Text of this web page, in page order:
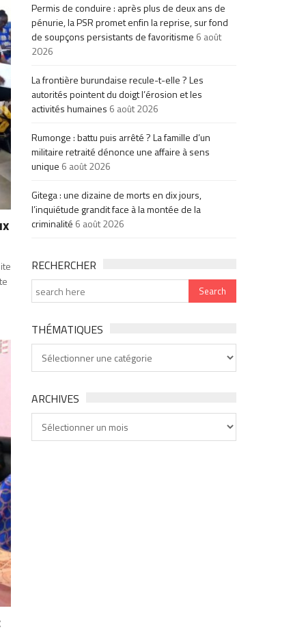
Permis de conduire : après plus de deux ans de
pénurie, la PSR promet enfin la reprise, sur fond
de soupçons persistants de favoritisme 6 août
2026
La frontière burundaise recule-t-elle ? Les
autorités pointent du doigt l’érosion et les
activités humaines 6 août 2026
Rumonge : battu puis arrêté ? La famille d’un
militaire retraité dénonce une affaire à sens
unique 6 août 2026
Gitega : une dizaine de morts en dix jours,
l’inquiétude grandit face à la montée de la
criminalité 6 août 2026
RECHERCHER
THÉMATIQUES
ARCHIVES